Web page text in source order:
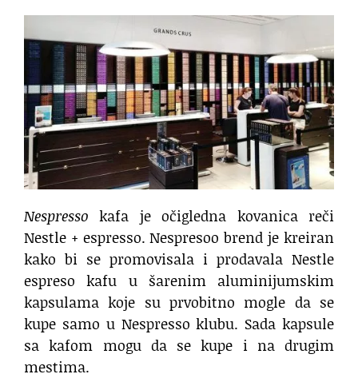
Nespresso kafa je očigledna kovanica reči
Nestle + espresso. Nespresoo brend je kreiran
kako bi se promovisala i prodavala Nestle
espreso kafu u šarenim aluminijumskim
kapsulama koje su prvobitno mogle da se
kupe samo u Nespresso klubu. Sada kapsule
sa kafom mogu da se kupe i na drugim
mestima.